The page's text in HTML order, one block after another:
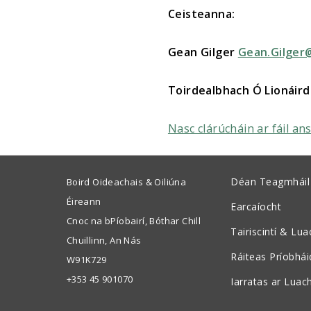
Ceisteanna:
Gean Gilger
Toirdealbhach Ó Lionáird
Nasc clárúcháin ar fáil
Boird Oideachais & Oiliúna
Éireann
Cnoc na bPíobairí, Bóthar Chill
Chuillinn, An Nás
W91K729
+353 45 901070
Déan
Earcaíocht
Tairiscintí &
Ráiteas
Iarratas ar